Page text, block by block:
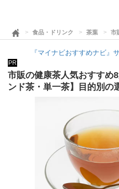
食品・ドリンク 茶葉 市
『マイナビおすすめナビ』
PR
市販の健康茶人気おすすめ
ンド茶・単一茶】目的別の